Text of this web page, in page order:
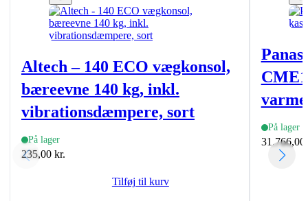
Altech – 140 ECO vægkonsol,
bæreevne 140 kg, inkl.
vibrationsdæmpere, sort
På lager
235,00 kr.
Tilføj til kurv
På lager
31.766,00